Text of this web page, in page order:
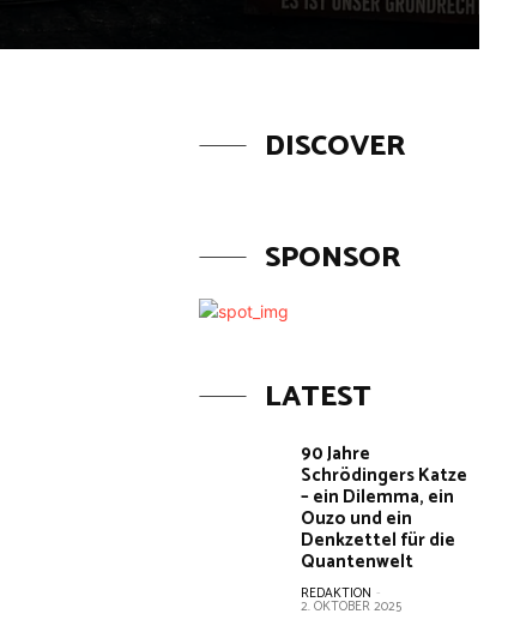
DISCOVER
SPONSOR
LATEST
90 Jahre
Schrödingers Katze
– ein Dilemma, ein
Ouzo und ein
Denkzettel für die
Quantenwelt
REDAKTION -
2. OKTOBER 2025